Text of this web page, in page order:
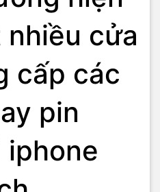
cửa
cấp các
pin
iphone